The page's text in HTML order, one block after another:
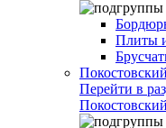
Плиты
Перейти в